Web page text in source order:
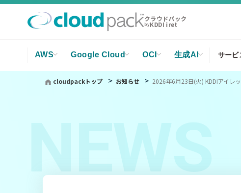
クラウドパック
byKDDI iret
AWS Google Cloud OCI 生成AI サービ
cloudpackトップ お知らせ 2026年6月23日(火) KDDIアイレ
NEWS